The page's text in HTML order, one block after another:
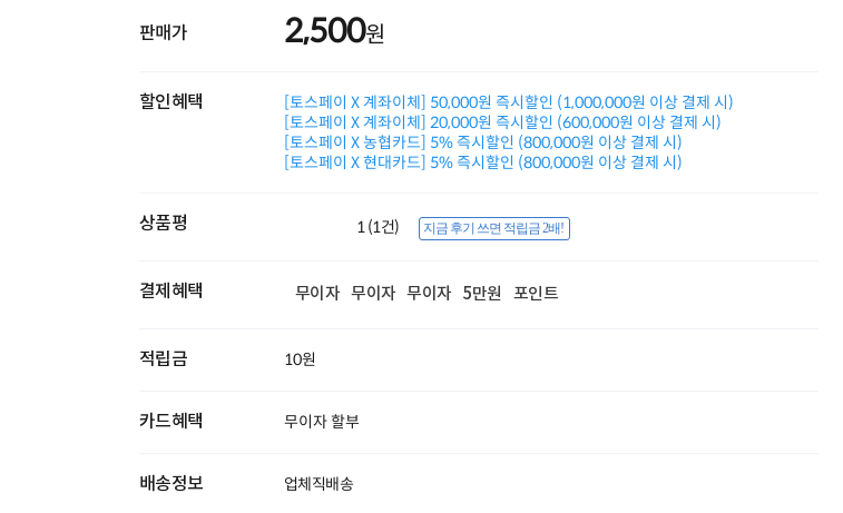
MSI 공유기
적립금 3% 페이백
시스코 스위칭허브
누적 금액 별
판매가 2,500원
할인혜택
[토스페이 X 계좌이체] 50,000원 즉시할인 (1,000,000원 이상 결제 시)
[토스페이 X 계좌이체] 20,000원 즉시할인 (600,000원 이상 결제 시)
[토스페이 X 농협카드] 5% 즉시할인 (800,000원 이상 결제 시)
[토스페이 X 현대카드] 5% 즉시할인 (800,000원 이상 결제 시)
상품평 1 (1건) 지금 후기 쓰면 적립금 2배!
결제혜택 무이자 무이자 무이자 5만원 포인트
적립금 10원
카드혜택 무이자 할부
배송정보 업체직배송